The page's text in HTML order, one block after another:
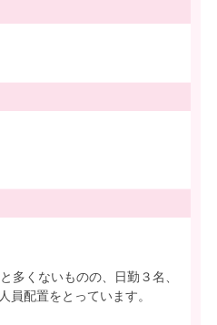
多くないものの、日勤３名、
員配置をとっています。